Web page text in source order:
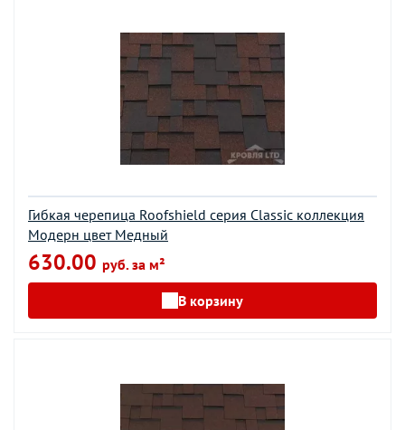
Гибкая черепица Roofshield серия Classic коллекция
Модерн цвет Медный
630.00 руб. за м²
В корзину